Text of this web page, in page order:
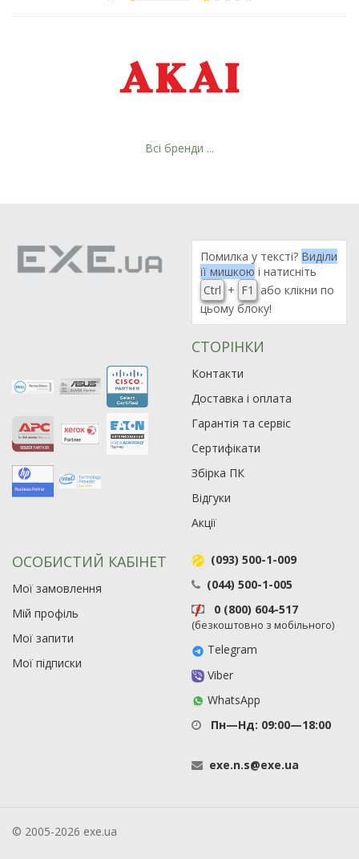
19
Всі бренди ...
Помилка у тексті? Виділи
її мишкою і натисніть
Ctrl + F1
або клікни по
цьому блоку!
СТОРІНКИ
Контакти
Доставка і оплата
Гарантія та сервіс
Сертифікати
Збірка ПК
Відгуки
Акції
ОСОБИСТИЙ КАБІНЕТ
Мої замовлення
Мій профіль
Мої запити
Мої підписки
(093) 500-1-009
(044) 500-1-005
0 (800) 604-517
(безкоштовно з мобільного)
Telegram
Viber
WhatsApp
Пн—Нд: 09:00—18:00
exe.n.s@exe.ua
© 2005-2026 exe.ua